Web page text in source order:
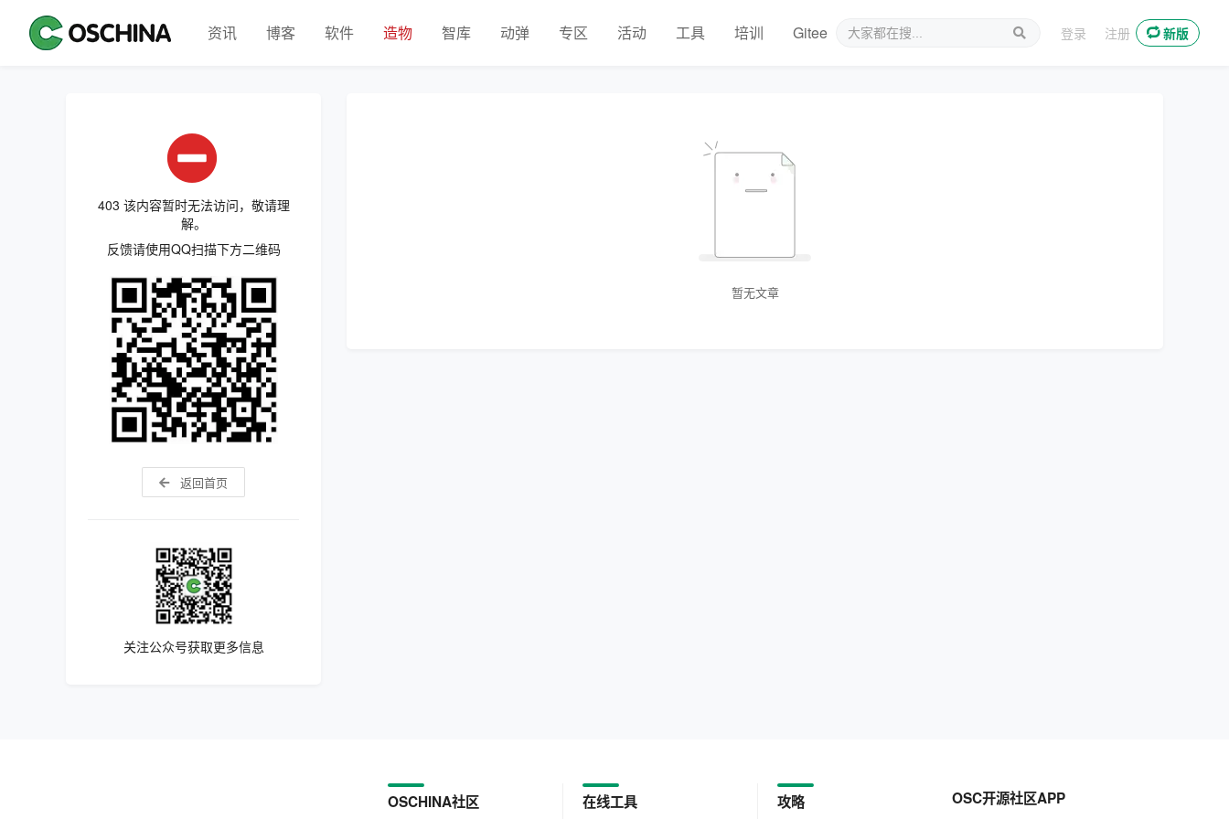
资讯 博客 软件 造物 智库 动弹 专区 活动 工具 培训 Gitee 新媒体 登录 注册 新版
403 该内容暂时无法访问，敬请理
解。
反馈请使用QQ扫描下方二维码
返回首页
关注公众号获取更多信息
暂无文章
OSCHINA社区 在线工具 攻略 OSC开源社区APP